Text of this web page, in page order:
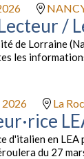
/
de Lorraine
les
2026 La
d'italien en
du 27